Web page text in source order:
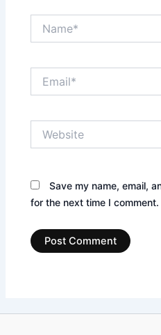
Save my name, email,
for the next time I comment.